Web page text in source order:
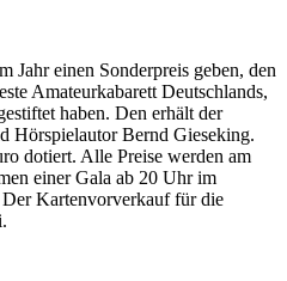
Jahr einen Sonderpreis geben, den
Amateurkabarett Deutschlands,
haben. Den erhält der
Hörspielautor Bernd Gieseking.
dotiert. Alle Preise werden am
einer Gala ab 20 Uhr im
Kartenvorverkauf für die